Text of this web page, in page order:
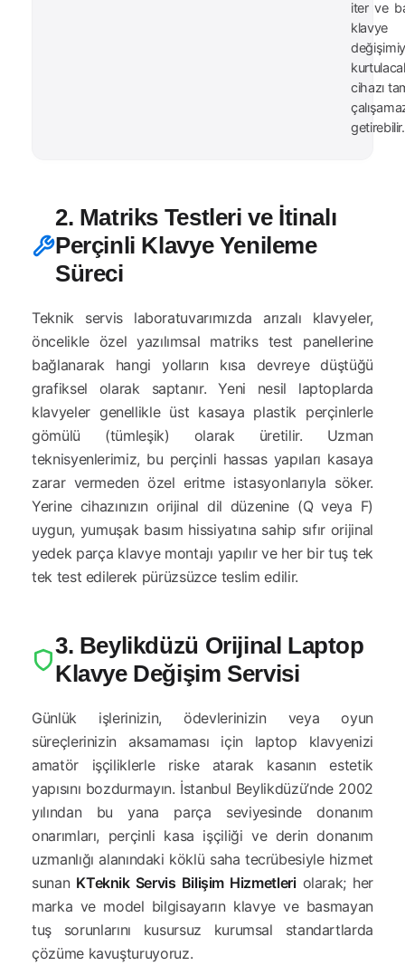
iter ve
klavye
cihazı
getirebilir.
2. Matriks Testleri ve İtinalı
Perçinli Klavye Yenileme
Süreci
Teknik servis laboratuvarımızda arızalı klavyeler,
öncelikle özel yazılımsal matriks test panellerine
bağlanarak hangi yolların kısa devreye düştüğü
grafiksel olarak saptanır. Yeni nesil laptoplarda
klavyeler genellikle üst kasaya plastik perçinlerle
gömülü (tümleşik) olarak üretilir. Uzman
teknisyenlerimiz, bu perçinli hassas yapıları kasaya
zarar vermeden özel eritme istasyonlarıyla söker.
Yerine cihazınızın orijinal dil düzenine (Q veya F)
uygun, yumuşak basım hissiyatına sahip sıfır orijinal
yedek parça klavye montajı yapılır ve her bir tuş tek
tek test edilerek pürüzsüzce teslim edilir.
3. Beylikdüzü Orijinal Laptop
Klavye Değişim Servisi
Günlük işlerinizin, ödevlerinizin veya oyun
süreçlerinizin aksamaması için laptop klavyenizi
amatör işçiliklerle riske atarak kasanın estetik
yapısını bozdurmayın. İstanbul Beylikdüzü’nde 2002
yılından bu yana parça seviyesinde donanım
onarımları, perçinli kasa işçiliği ve derin donanım
uzmanlığı alanındaki köklü saha tecrübesiyle hizmet
sunan KTeknik Servis Bilişim Hizmetleriolarak; her
marka ve model bilgisayarın klavye ve basmayan
tuş sorunlarını kusursuz kurumsal standartlarda
çözüme kavuşturuyoruz.